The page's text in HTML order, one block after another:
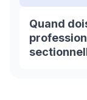
Quand